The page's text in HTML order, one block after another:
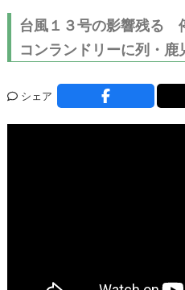
台風１３号の影響残る
コンランドリーに列・鹿
シェア